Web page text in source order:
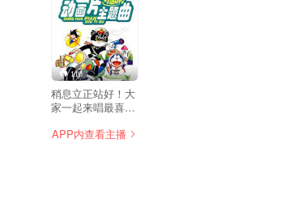
110
稍息立正站好！大
家一起来唱最喜欢
吧！
APP内查看主播